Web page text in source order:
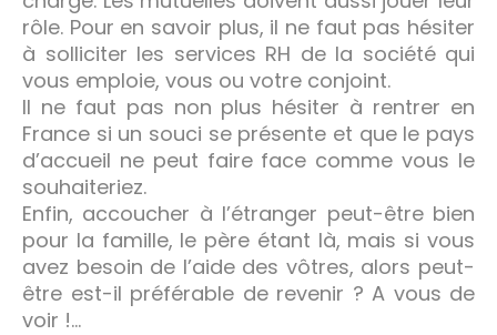
rôle. Pour en savoir plus, il ne faut pas hésiter
à solliciter les services RH de la société qui
vous emploie, vous ou votre conjoint.
Il ne faut pas non plus hésiter à rentrer en
France si un souci se présente et que le pays
d’accueil ne peut faire face comme vous le
souhaiteriez.
Enfin, accoucher à l’étranger peut-être bien
pour la famille, le père étant là, mais si vous
avez besoin de l’aide des vôtres, alors peut-
être est-il préférable de revenir ? A vous de
voir !…